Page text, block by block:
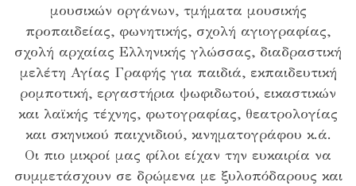
μουσικών οργάνων, τμήματα μουσικής
προπαιδείας, φωνητικής, σχολή αγιογραφίας,
σχολή αρχαίας Ελληνικής γλώσσας, διαδραστική
μελέτη Αγίας Γραφής για παιδιά, εκπαιδευτική
ρομποτική, εργαστήρια ψωφιδωτού, εικαστικών
και λαϊκής τέχνης, φωτογραφίας, θεατρολογίας
και σκηνικού παιχνιδιού, κινηματογράφου κ.ά.
Οι πιο μικροί μας φίλοι είχαν την ευκαιρία να
συμμετάσχουν σε δρώμενα με ξυλοπόδαρους και